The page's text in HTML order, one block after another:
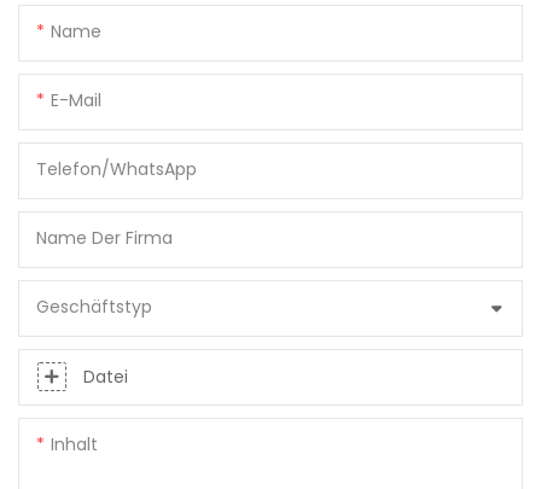
Name
E-Mail
Telefon/WhatsApp
Name Der Firma
Geschäftstyp
Datei
Inhalt